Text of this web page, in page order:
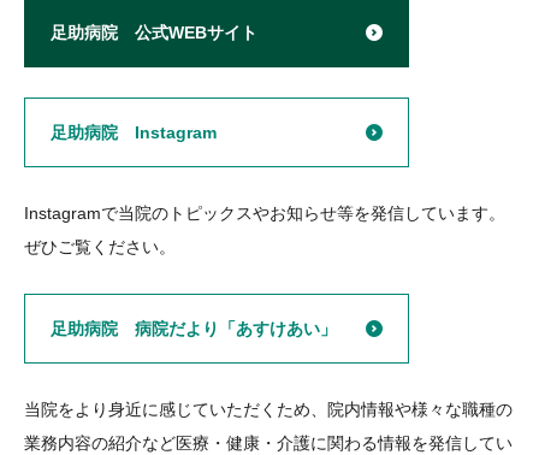
足助病院 公式WEBサイト
足助病院 Instagram
Instagramで当院のトピックスやお知らせ等を発信しています。
ぜひご覧ください。
足助病院 病院だより「あすけあい」
当院をより身近に感じていただくため、院内情報や様々な職種の
業務内容の紹介など医療・健康・介護に関わる情報を発信してい